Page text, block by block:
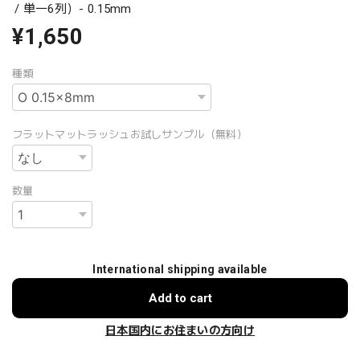
/ 単一6列）- 0.15mm
¥1,650
種類
フラットマットラッシュお試しサンプル（無料）
数量
International shipping available
Add to cart
日本国内にお住まいの方向け